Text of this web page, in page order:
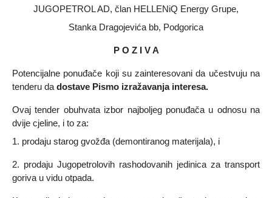
JUGOPETROL AD, član HELLENiQ Energy Grupe,
Stanka Dragojevića bb, Podgorica
P O Z I V A
Potencijalne ponuđače koji su zainteresovani da učestvuju na
tenderu da dostave Pismo izražavanja interesa.
Ovaj tender obuhvata izbor najboljeg ponuđača u odnosu na
dvije cjeline, i to za:
1. prodaju starog gvožđa (demontiranog materijala), i
2. prodaju Jugopetrolovih rashodovanih jedinica za transport
goriva u vidu otpada.